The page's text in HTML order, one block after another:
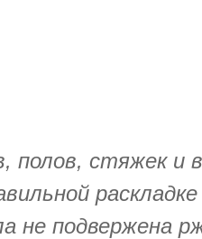
стяжек и
подвержена